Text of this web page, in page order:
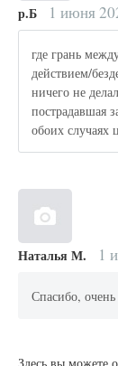
р.Б 1 июня
где грань
действием/
ничего не
пострадавшая
обоих случаях
Наталья М. 1
Спасибо,